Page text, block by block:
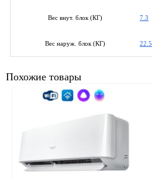
Вес внут. блок (КГ) 7.3
Вес наруж. блок (КГ) 22.5
Похожие товары